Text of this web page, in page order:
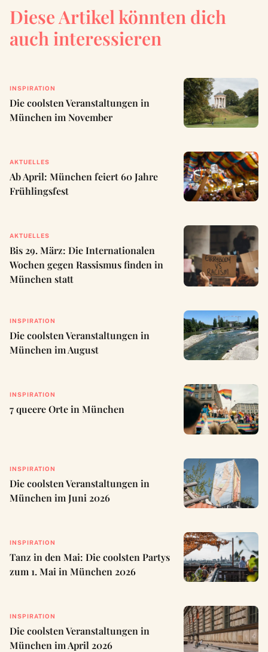
Diese Artikel könnten dich
auch interessieren
INSPIRATION
Die coolsten Veranstaltungen in
München im November
AKTUELLES
Ab April: München feiert 60 Jahre
Frühlingsfest
AKTUELLES
Bis 29. März: Die Internationalen
Wochen gegen Rassismus finden in
München statt
INSPIRATION
Die coolsten Veranstaltungen in
München im August
INSPIRATION
7 queere Orte in München
INSPIRATION
Die coolsten Veranstaltungen in
München im Juni 2026
INSPIRATION
Tanz in den Mai: Die coolsten Partys
zum 1. Mai in München 2026
INSPIRATION
Die coolsten Veranstaltungen in
München im April 2026